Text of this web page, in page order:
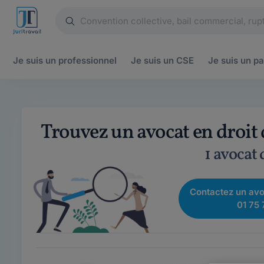
Je suis un professionnel Je suis un CSE Je suis un
Trouvez un avocat en
1
Contactez un
01 75